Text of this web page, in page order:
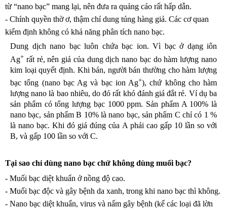
từ “nano bạc” mang lại, nên đưa ra quảng cáo rất hấp dẫn.
- Chính quyền thờ ơ, thậm chí dung túng hàng giả. Các cơ quan
kiểm định không có khả năng phân tích nano bạc.
Dung dịch nano bạc luôn chứa bạc ion. Vì bạc ở dạng iôn
Ag+ rất rẻ, nên giá của dung dịch nano bạc do hàm lượng nano
kim loại quyết định. Khi bán, người bán thường cho hàm lượng
bạc tổng (nano bạc Ag và bạc ion Ag+), chứ không cho hàm
lượng nano là bao nhiêu, do đó rất khó đánh giá đắt rẻ. Ví dụ ba
sản phẩm có tổng lượng bạc 1000 ppm. Sản phẩm A 100% là
nano bạc, sản phẩm B 10% là nano bạc, sản phẩm C chỉ có 1 %
là nano bạc. Khi đó giá đúng của A phải cao gấp 10 lần so với
B, và gấp 100 lần so với C.
Tại sao chỉ dùng nano bạc chứ không dùng muối bạc?
- Muối bạc diệt khuẩn ở nồng độ cao.
- Muối bạc độc và gây bệnh da xanh, trong khi nano bạc thì không.
- Nano bạc diệt khuẩn, virus và nấm gây bệnh (kể các loại đã lờn